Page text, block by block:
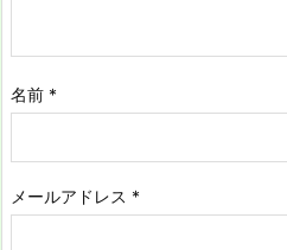
名前 *
メールアドレス *